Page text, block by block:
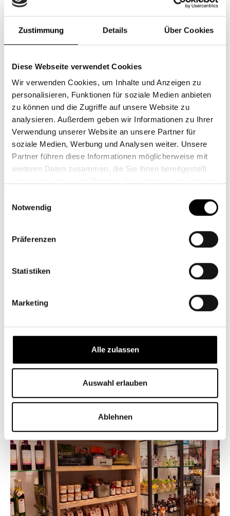
Zustimmung Details Über Cookies
Diese Webseite verwendet Cookies
Wir verwenden Cookies, um Inhalte und Anzeigen zu
personalisieren, Funktionen für soziale Medien anbieten
zu können und die Zugriffe auf unsere Website zu
analysieren. Außerdem geben wir Informationen zu Ihrer
Verwendung unserer Website an unsere Partner für
soziale Medien, Werbung und Analysen weiter. Unsere
Partner führen diese Informationen möglicherweise mit
weiteren Daten zusammen, die Sie ihnen bereitgestellt
Notwendig
Präferenzen
Statistiken
Marketing
Alle zulassen
Auswahl erlauben
Ablehnen